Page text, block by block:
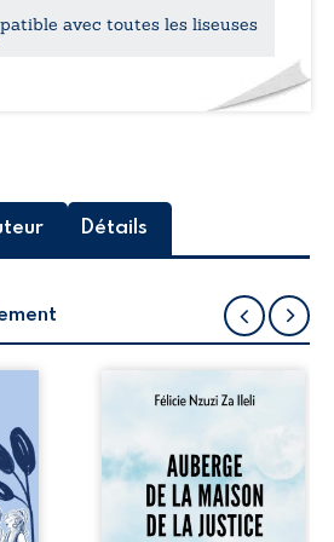
avec toutes les liseuses
Détails
Auberge de la
récit-témoignage
consacré au
parcours
exemplaire de